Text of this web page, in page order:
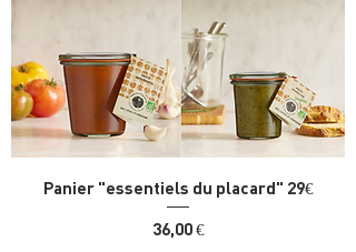
Panier "essentiels du placard" 29€
Prix
36,00 €